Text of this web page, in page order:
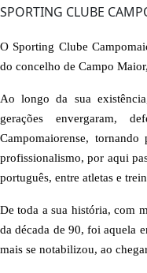
SPORTING CLUBE
O Sporting Clube
do concelho de Campo
Ao longo da sua
gerações envergaram,
Campomaiorense,
profissionalismo, por aqui
português, entre atletas e
De toda a sua história, com
da década de 90, foi aquela
mais se notabilizou, ao